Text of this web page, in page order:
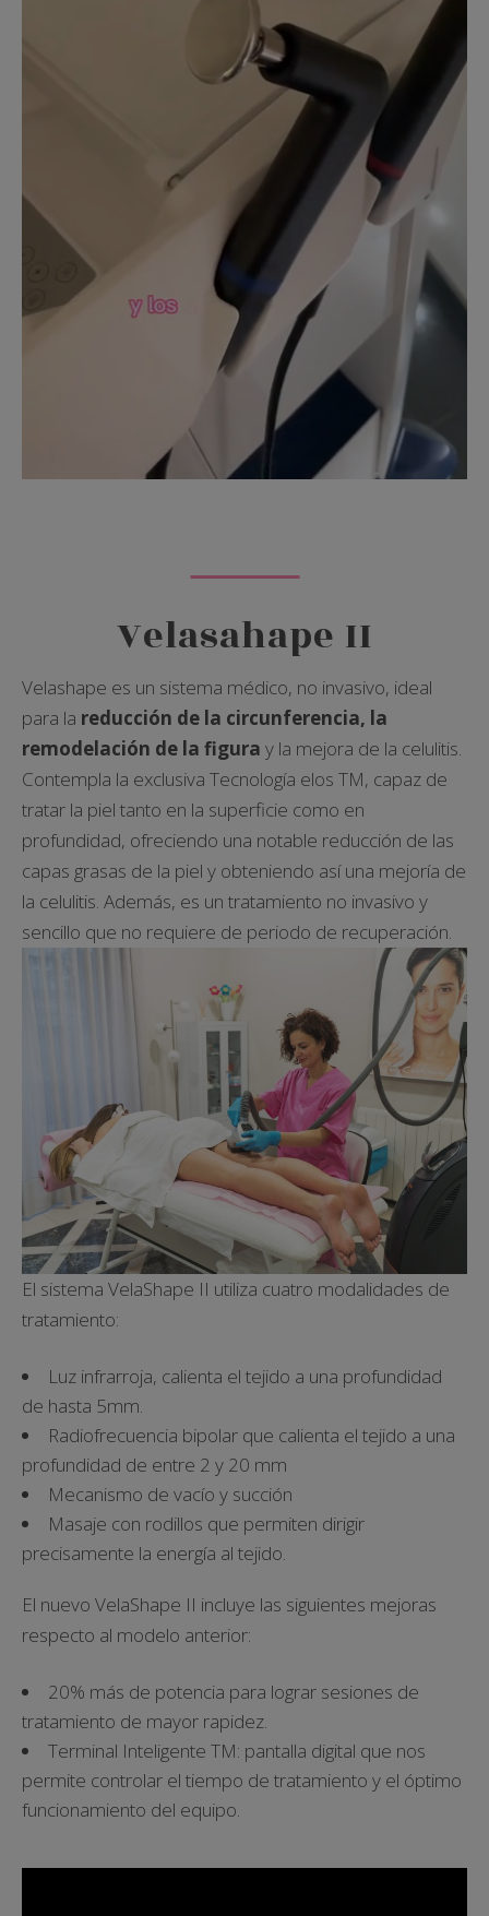
Velasahape II
Velashape es un sistema médico, no invasivo, ideal
para la reducción de la circunferencia, la
remodelación de la figura y la mejora de la celulitis.
Contempla la exclusiva Tecnología elos TM, capaz de
tratar la piel tanto en la superficie como en
profundidad, ofreciendo una notable reducción de las
capas grasas de la piel y obteniendo así una mejoría de
la celulitis. Además, es un tratamiento no invasivo y
sencillo que no requiere de periodo de recuperación.
El sistema VelaShape II utiliza cuatro modalidades de
tratamiento:
Luz infrarroja, calienta el tejido a una profundidad
de hasta 5mm.
Radiofrecuencia bipolar que calienta el tejido a una
profundidad de entre 2 y 20 mm
Mecanismo de vacío y succión
Masaje con rodillos que permiten dirigir
precisamente la energía al tejido.
El nuevo VelaShape II incluye las siguientes mejoras
respecto al modelo anterior:
20% más de potencia para lograr sesiones de
tratamiento de mayor rapidez.
Terminal Inteligente TM: pantalla digital que nos
permite controlar el tiempo de tratamiento y el óptimo
funcionamiento del equipo.